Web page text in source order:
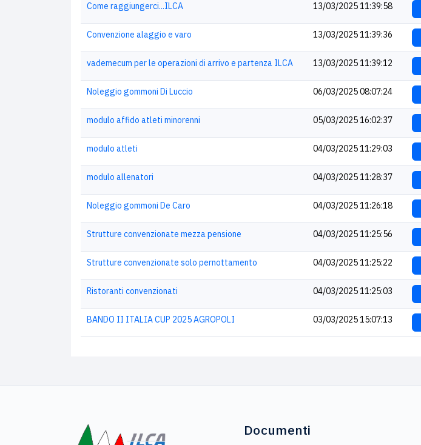
Come raggiungerci...ILCA 13/03/2025 11:39:58
Convenzione alaggio e varo 13/03/2025 11:39:36
vademecum per le operazioni di arrivo e partenza ILCA 13/03/2025 11:39:12
Noleggio gommoni Di Luccio 06/03/2025 08:07:24
modulo affido atleti minorenni 05/03/2025 16:02:37
modulo atleti 04/03/2025 11:29:03
modulo allenatori 04/03/2025 11:28:37
Noleggio gommoni De Caro 04/03/2025 11:26:18
Strutture convenzionate mezza pensione 04/03/2025 11:25:56
Strutture convenzionate solo pernottamento 04/03/2025 11:25:22
Ristoranti convenzionati 04/03/2025 11:25:03
BANDO II ITALIA CUP 2025 AGROPOLI 03/03/2025 15:07:13
Documenti